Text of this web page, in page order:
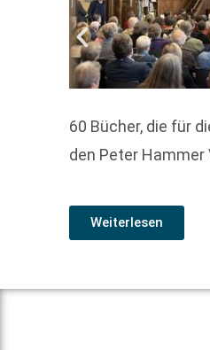
60 Bücher, die für
den Peter
Weiterlesen